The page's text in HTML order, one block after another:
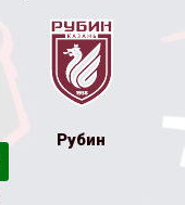
Рубин